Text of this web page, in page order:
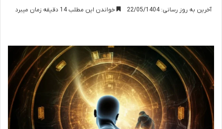
آخرین به روز رسانی: 22/05/1404 خواندن این مطلب 14 دقیقه زمان میبرد